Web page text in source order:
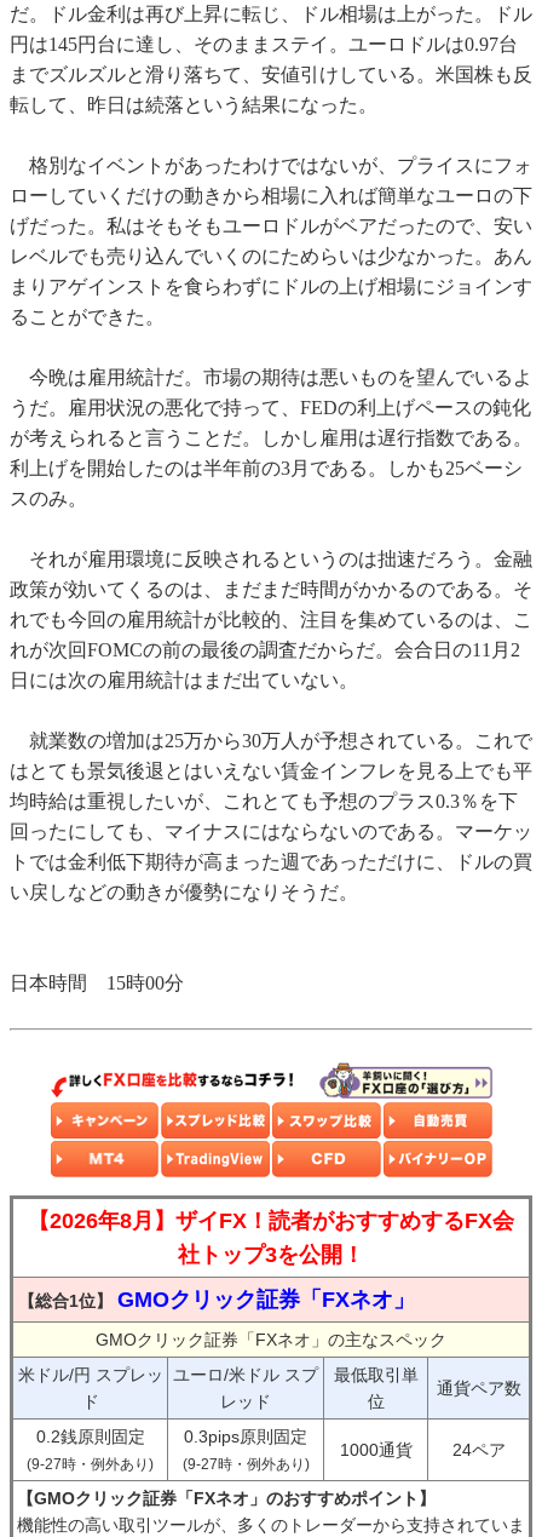
だ。ドル金利は再び上昇に転じ、ドル相場は上がった。ドル
円は145円台に達し、そのままステイ。ユーロドルは0.97台
までズルズルと滑り落ちて、安値引けしている。米国株も反
転して、昨日は続落という結果になった。
格別なイベントがあったわけではないが、プライスにフォ
ローしていくだけの動きから相場に入れば簡単なユーロの下
げだった。私はそもそもユーロドルがベアだったので、安い
レベルでも売り込んでいくのにためらいは少なかった。あん
まりアゲインストを食らわずにドルの上げ相場にジョインす
ることができた。
今晩は雇用統計だ。市場の期待は悪いものを望んでいるよ
うだ。雇用状況の悪化で持って、FEDの利上げペースの鈍化
が考えられると言うことだ。しかし雇用は遅行指数である。
利上げを開始したのは半年前の3月である。しかも25ベーシ
スのみ。
それが雇用環境に反映されるというのは拙速だろう。金融
政策が効いてくるのは、まだまだ時間がかかるのである。そ
れでも今回の雇用統計が比較的、注目を集めているのは、こ
れが次回FOMCの前の最後の調査だからだ。会合日の11月2
日には次の雇用統計はまだ出ていない。
就業数の増加は25万から30万人が予想されている。これで
はとても景気後退とはいえない賃金インフレを見る上でも平
均時給は重視したいが、これとても予想のプラス0.3％を下
回ったにしても、マイナスにはならないのである。マーケッ
トでは金利低下期待が高まった週であっただけに、ドルの買
い戻しなどの動きが優勢になりそうだ。
日本時間 15時00分
【2026年8月】ザイFX！読者がおすすめするFX会
社トップ3を公開！
【総合1位】 GMOクリック証券「FXネオ」
GMOクリック証券「FXネオ」の主なスペック
米ドル/円 スプレッ
ド
ユーロ/米ドル スプ
レッド
最低取引単
位
通貨ペア数
0.2銭原則固定
(9-27時・例外あり)
0.3pips原則固定
(9-27時・例外あり)
1000通貨 24ペア
【GMOクリック証券「FXネオ」のおすすめポイント】
機能性の高い取引ツールが、多くのトレーダーから支持されていま